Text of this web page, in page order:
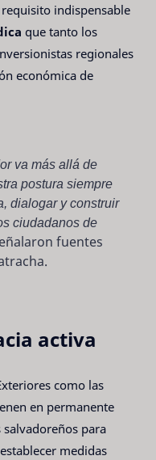
indispensable
que tanto los
regionales
económica de
va más allá de
postura siempre
dialogar y construir
ciudadanos de
fuentes
activa
como las
en permanente
para
medidas